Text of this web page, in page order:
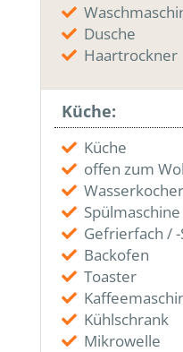
Dusche
Haartrockner
Küche:
Küche
offen zum
Wasserkocher
Spülmaschine
Gefrierfach /
Backofen
Toaster
Kühlschrank
Mikrowelle